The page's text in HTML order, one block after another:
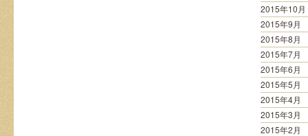
2015年10月
2015年9月
2015年8月
2015年7月
2015年6月
2015年5月
2015年4月
2015年3月
2015年2月